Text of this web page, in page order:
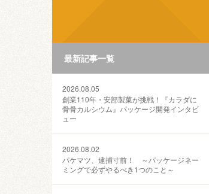
最新記事一覧
2026.08.05
創業110年・安部製菓が挑戦！『カラダに
骨骨カルシウム』パッケージ開発インタビ
ュー
2026.08.02
パケマツ、逮捕寸前！ ～パッケージネー
ミングで必ずやるべき1つのこと～